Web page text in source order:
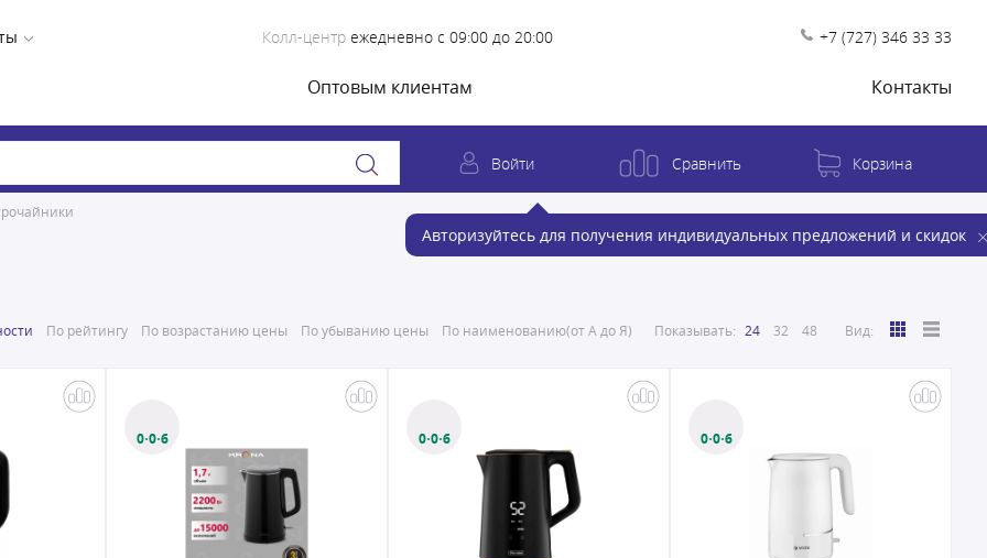
Колл-центр ежедневно с 09:00 до 20:00 +7 (727) 346 33 33
Оптовым клиентам Контакты
Войти
Авторизуйтесь для получения индивидуальных предложений и скидок
Сравнить Корзина
По рейтингу По возрастанию цены По убыванию цены По наименованию(от А до Я) Показывать: 24 32 48 Вид:
0·0·6 0·0·6 0·0·6